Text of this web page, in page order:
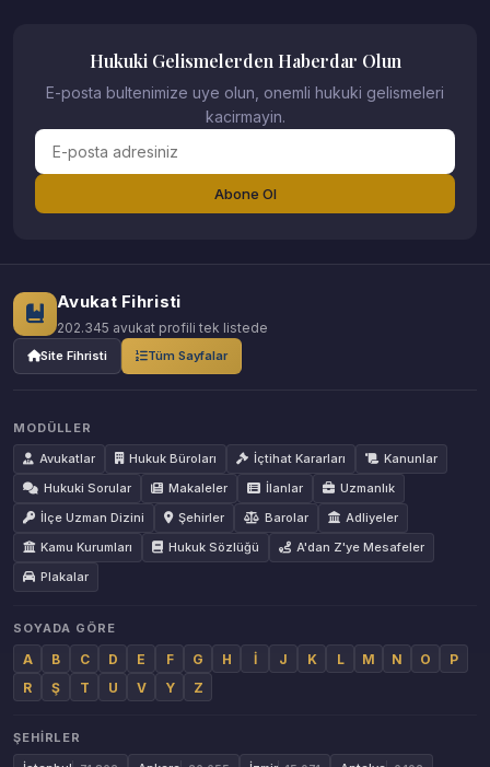
Hukuki Gelismelerden Haberdar Olun
E-posta bultenimize uye olun, onemli hukuki gelismeleri
kacirmayin.
Abone Ol
Avukat Fihristi
202.345 avukat profili tek listede
Site Fihristi Tüm Sayfalar
MODÜLLER
Avukatlar
Hukuk Büroları İçtihat Kararları
Kanunlar
Hukuki Sorular
Makaleler İlanlar
Uzmanlık
İlçe Uzman Dizini
Şehirler Barolar
Adliyeler
Kamu Kurumları
Hukuk Sözlüğü
A'dan Z'ye Mesafeler
Plakalar
SOYADA GÖRE
A B C D E F G H İ J K L M N O
P
R
Ş T U V Y Z
ŞEHIRLER